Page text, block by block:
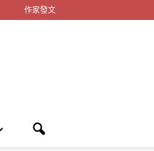
作家發文